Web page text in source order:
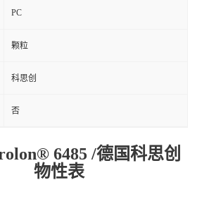
PC
颗粒
科思创
否
6485 /德国科思创
物性表